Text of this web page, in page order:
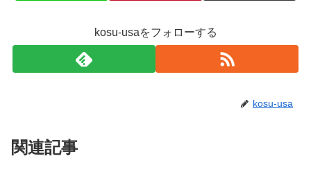
kosu-usaをフォローする
kosu-usa
関連記事